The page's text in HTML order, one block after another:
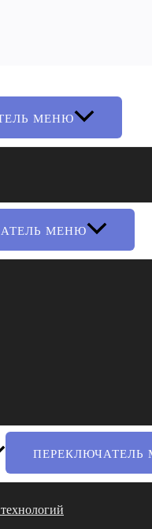
МЕНЮ
МЕНЮ
ПЕРЕКЛЮЧАТЕЛЬ